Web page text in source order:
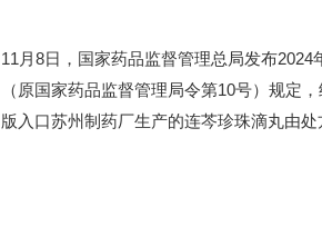
11月8日，国家药品监督管理总局发布2024
（原国家药品监督管理局令第10号）规定
版入口苏州制药厂生产的连芩珍珠滴丸由